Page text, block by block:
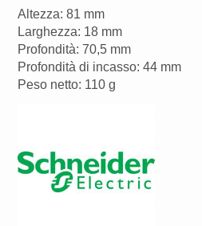
Altezza: 81 mm
Larghezza: 18 mm
Profondità: 70,5 mm
Profondità di incasso: 44 mm
Peso netto: 110 g